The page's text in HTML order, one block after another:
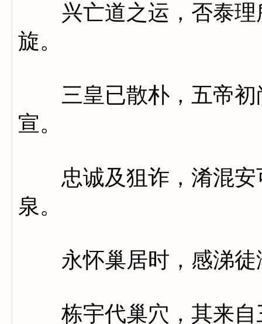
兴亡道之运，否泰理
旋。
三皇已散朴，五帝初
宣。
忠诚及狙诈，淆混安
泉。
永怀巢居时，感涕徒
栋宇代巢穴，其来自